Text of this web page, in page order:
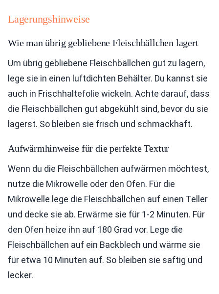
Lagerungshinweise
Wie man übrig gebliebene Fleischbällchen lagert
Um übrig gebliebene Fleischbällchen gut zu lagern,
lege sie in einen luftdichten Behälter. Du kannst sie
auch in Frischhaltefolie wickeln. Achte darauf, dass
die Fleischbällchen gut abgekühlt sind, bevor du sie
lagerst. So bleiben sie frisch und schmackhaft.
Aufwärmhinweise für die perfekte Textur
Wenn du die Fleischbällchen aufwärmen möchtest,
nutze die Mikrowelle oder den Ofen. Für die
Mikrowelle lege die Fleischbällchen auf einen Teller
und decke sie ab. Erwärme sie für 1-2 Minuten. Für
den Ofen heize ihn auf 180 Grad vor. Lege die
Fleischbällchen auf ein Backblech und wärme sie
für etwa 10 Minuten auf. So bleiben sie saftig und
lecker.